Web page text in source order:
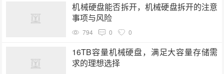
机械硬盘能否拆开，机械硬盘拆开的注意
事项与风险
794 0 0
16TB容量机械硬盘，满足大容量存储需
求的理想选择